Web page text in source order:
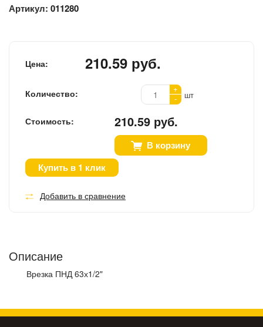
Артикул: 011280
Цена: 210.59 руб.
Количество:
+
-
шт
Стоимость: 210.59 руб.
В корзину
Купить в 1 клик
Добавить в сравнение
Описание
Врезка ПНД 63х1/2"